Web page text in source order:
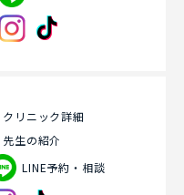
クリニック詳細
先生の紹介
LINE予約・相談